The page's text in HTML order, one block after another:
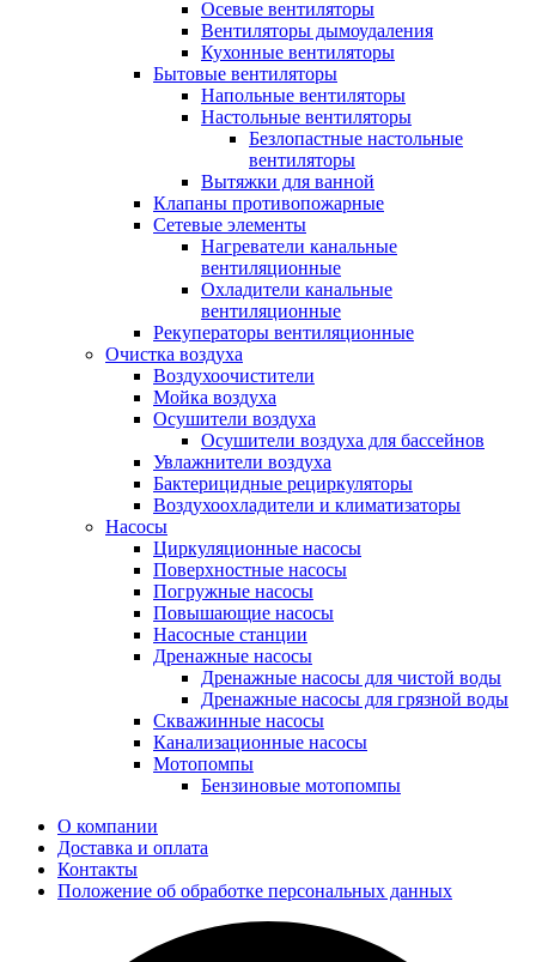
Осевые вентиляторы
Вентиляторы дымоудаления
Кухонные вентиляторы
Бытовые вентиляторы
Напольные вентиляторы
Настольные вентиляторы
Безлопастные настольные
вентиляторы
Вытяжки для ванной
Клапаны противопожарные
Сетевые элементы
Нагреватели канальные
вентиляционные
Охладители канальные
вентиляционные
Рекуператоры вентиляционные
Очистка воздуха
Воздухоочистители
Мойка воздуха
Осушители воздуха
Осушители воздуха для бассейнов
Увлажнители воздуха
Бактерицидные рециркуляторы
Воздухоохладители и климатизаторы
Насосы
Циркуляционные насосы
Поверхностные насосы
Погружные насосы
Повышающие насосы
Насосные станции
Дренажные насосы
Дренажные насосы для чистой воды
Дренажные насосы для грязной воды
Скважинные насосы
Канализационные насосы
Мотопомпы
Бензиновые мотопомпы
О компании
Доставка и оплата
Контакты
Положение об обработке персональных данных